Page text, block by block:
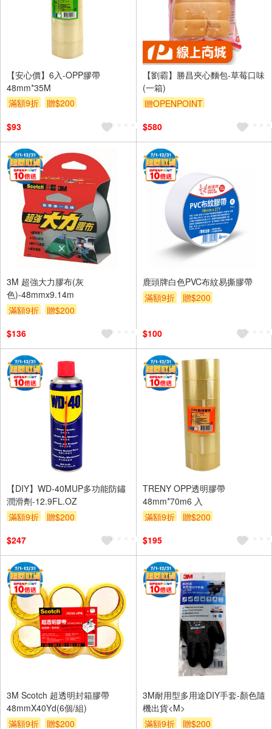
【安心價】6入-OPP膠帶
48mm*35M
滿額9折
贈$200
$93
【劉霸】勝昌夾心麵包-草莓口味
(一箱)
贈OPENPOINT
$580
3M 超強大力膠布(灰
色)-48mmx9.14m
滿額9折
贈$200
$136
鹿頭牌白色PVC布紋易撕膠帶
滿額9折
贈$200
$100
【DIY】WD-40MUP多功能防鏽
潤滑劑-12.9FL.OZ
滿額9折
贈$200
$247
TRENY OPP透明膠帶
48mm*70m6 入
滿額9折
贈$200
$195
3M Scotch 超透明封箱膠帶
48mmX40Yd(6個/組)
滿額9折
贈$200
3M耐用型多用途DIY手套-顏色隨
機出貨<M>
滿額9折
贈$200